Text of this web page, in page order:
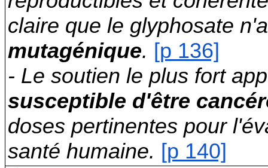
claire que le glyphosate
mutagénique. [p 136]
- Le soutien le plus fort
susceptible d'être
doses pertinentes pour
santé humaine. [p 140]